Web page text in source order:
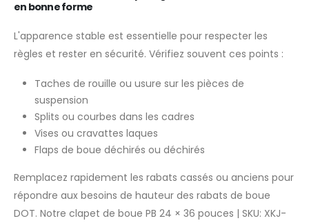
en bonne forme
L'apparence stable est essentielle pour respecter les
règles et rester en sécurité. Vérifiez souvent ces points :
Taches de rouille ou usure sur les pièces de
suspension
Splits ou courbes dans les cadres
Vises ou cravattes laques
Flaps de boue déchirés ou déchirés
Remplacez rapidement les rabats cassés ou anciens pour
répondre aux besoins de hauteur des rabats de boue
DOT. Notre clapet de boue PB 24 × 36 pouces | SKU: XKJ-